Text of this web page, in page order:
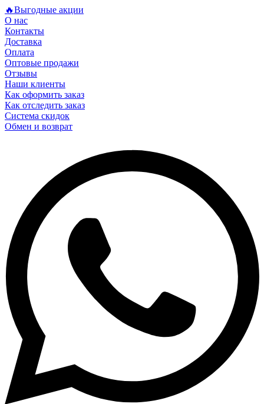
🔥Выгодные акции
О нас
Контакты
Доставка
Оплата
Оптовые продажи
Отзывы
Наши клиенты
Как оформить заказ
Как отследить заказ
Система скидок
Обмен и возврат